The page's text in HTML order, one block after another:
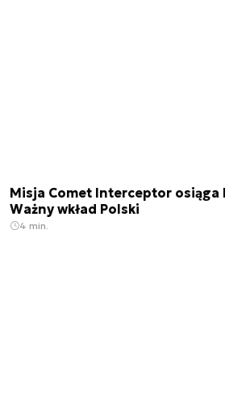
Misja Comet Interceptor osiąga
Ważny wkład Polski
4 min.